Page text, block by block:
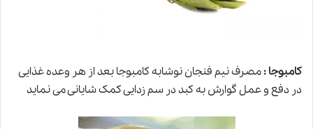
کامبوجا :مصرف نیم فنجان نوشابه کامبوجا بعد از هر وعده غذایی
در دفع و عمل گوارش به کبد در سم زدایی کمک شایانی می نماید